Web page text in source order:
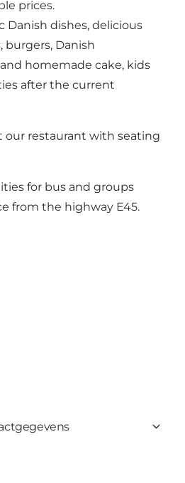
prices.
Danish dishes, delicious
burgers, Danish
homemade cake, kids
after the current
our restaurant with seating
for bus and groups
from the highway E45.